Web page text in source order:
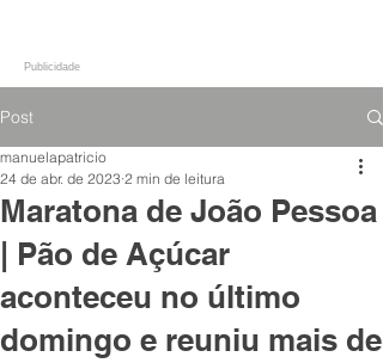
Publicidade
Post
Maratona de João Pessoa
| Pão de Açúcar
aconteceu no último
domingo e reuniu mais de
manuelapatricio
24 de abr. de 2023 2 min de leitura